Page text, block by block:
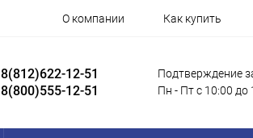
О компании Как купить
8(812)622-12-51
8(800)555-12-51
Подтверждение
Пн - Пт с 10:00 до